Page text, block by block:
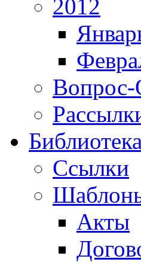
2012
Вопрос-
Библиотека
Ссылки
Акты